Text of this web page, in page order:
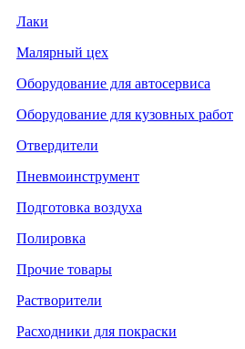
Лаки
Малярный цех
Оборудование для автосервиса
Оборудование для кузовных работ
Отвердители
Пневмоинструмент
Подготовка воздуха
Полировка
Прочие товары
Растворители
Расходники для покраски